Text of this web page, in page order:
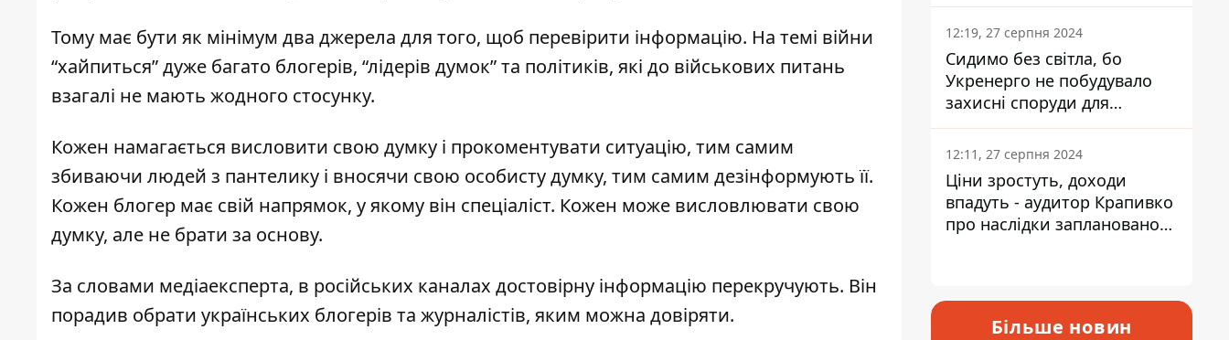
Тому має бути як мінімум два джерела для того, щоб перевірити інформацію. На темі війни
“хайпиться” дуже багато блогерів, “лідерів думок” та політиків, які до військових питань
взагалі не мають жодного стосунку.
Кожен намагається висловити свою думку і прокоментувати ситуацію, тим самим
збиваючи людей з пантелику і вносячи свою особисту думку, тим самим дезінформують її.
Кожен блогер має свій напрямок, у якому він спеціаліст. Кожен може висловлювати свою
думку, але не брати за основу.
За словами медіаексперта, в російських каналах достовірну інформацію перекручують. Він
порадив обрати українських блогерів та журналістів, яким можна довіряти.
12:19, 27 серпня 2024
Сидимо без світла, бо
Укренерго не побудувало
захисні споруди для
енергетики - нардеп
Кучеренко
12:11, 27 серпня 2024
Ціни зростуть, доходи
впадуть - аудитор Крапивко
про наслідки запланованого
Більше новин